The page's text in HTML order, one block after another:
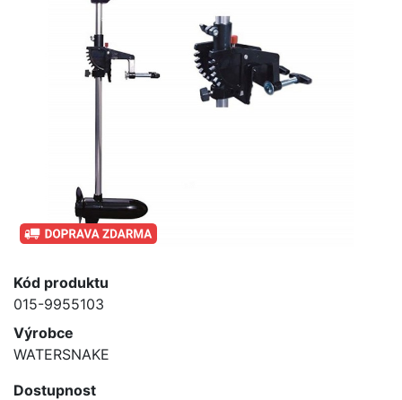
Kód produktu
015-9955103
Výrobce
WATERSNAKE
Dostupnost